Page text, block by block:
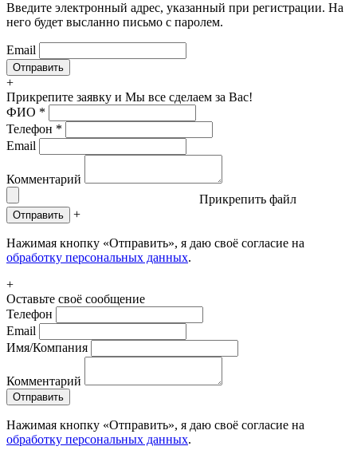
Введите электронный адрес, указанный при регистрации. На
него будет высланно письмо с паролем.
Email
+
Прикрепите заявку и Мы все сделаем за Вас!
ФИО *
Телефон *
Email
Комментарий
Прикрепить файл
Отправить +
Нажимая кнопку «Отправить», я даю своё согласие на
обработку персональных данных.
+
Оставьте своё сообщение
Телефон
Email
Имя/Компания
Комментарий
Отправить
Нажимая кнопку «Отправить», я даю своё согласие на
обработку персональных данных.